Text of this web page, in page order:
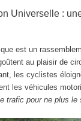
Universelle :
est un
au plaisir de
les cyclistes
les véhicules
trafic pour ne plus le